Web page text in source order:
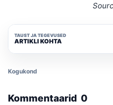
TAUST JA TEGEVUSED
ARTIKLI KOHTA
Kogukond
Kommentaarid 0